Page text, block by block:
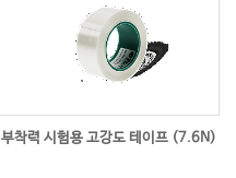
부착력 시험용 고강도 테이프 (7.6N)